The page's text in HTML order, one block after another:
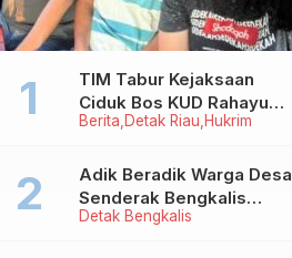
Berita Detak Riau Hukrim
TIM Tabur Kejaksaan
Ciduk Bos KUD Rahayu
Makmur Inhu di Kalbar,
Rp2,8 M
Detak Bengkalis
Adik Beradik Warga Desa
Senderak Bengkalis
‘Ditendang’ ke Malaysia,